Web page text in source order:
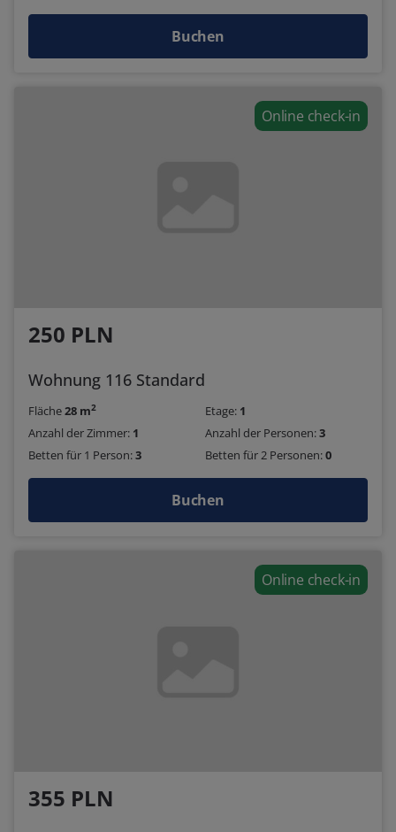
Buchen
Online check-in
250 PLN
Wohnung 116 Standard
Fläche28 m2 Etage: 1
Anzahl der Zimmer: 1 Anzahl der Personen:3
Betten für 1 Person:3 Betten für 2 Personen:0
Buchen
Online check-in
355 PLN